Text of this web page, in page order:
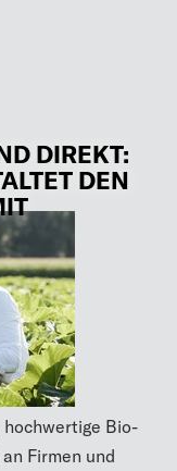
DIREKT:
DEN
Bio-
Firmen und